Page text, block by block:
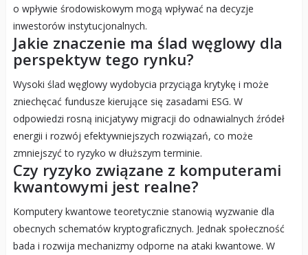
o wpływie środowiskowym mogą wpływać na decyzje
inwestorów instytucjonalnych.
Jakie znaczenie ma ślad węglowy dla
perspektyw tego rynku?
Wysoki ślad węglowy wydobycia przyciąga krytykę i może
zniechęcać fundusze kierujące się zasadami ESG. W
odpowiedzi rosną inicjatywy migracji do odnawialnych źródeł
energii i rozwój efektywniejszych rozwiązań, co może
zmniejszyć to ryzyko w dłuższym terminie.
Czy ryzyko związane z komputerami
kwantowymi jest realne?
Komputery kwantowe teoretycznie stanowią wyzwanie dla
obecnych schematów kryptograficznych. Jednak społeczność
bada i rozwija mechanizmy odporne na ataki kwantowe. W